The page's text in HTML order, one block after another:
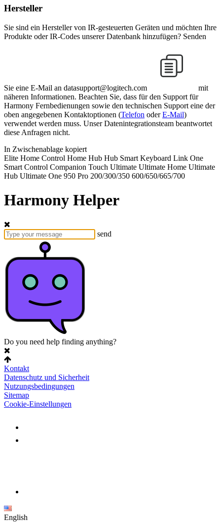
Hersteller
Sie sind ein Hersteller von IR-gesteuerten Geräten und möchten Ihre
Produkte oder IR-Codes unserer Datenbank hinzufügen? Senden
Sie eine E-Mail an datasupport@logitech.com
mit
näheren Informationen. Beachten Sie, dass für den Support für
Harmony Fernbedienungen sowie den technischen Support eine der
oben angegebenen Kontaktoptionen (Telefon oderE-Mail)
verwendet werden muss. Unser Datenintegrationsteam beantwortet
diese Anfragen nicht.
In Zwischenablage kopiert
Elite Home Control Home Hub Hub Smart Keyboard Link One
Smart Control Companion Touch Ultimate Ultimate Home Ultimate
Hub Ultimate One 950 Pro 200/300/350 600/650/665/700
Harmony Helper
send
Do you need help finding anything?
Kontakt
Datenschutz und Sicherheit
Nutzungsbedingungen
Sitemap
Cookie-Einstellungen
English